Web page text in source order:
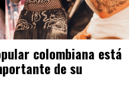
colombiana está
de su